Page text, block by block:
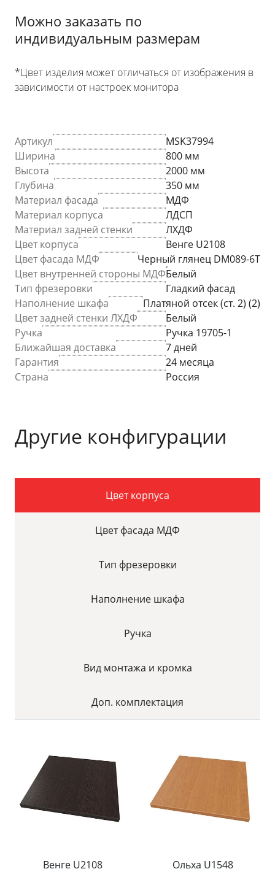
Можно заказать по
индивидуальным размерам
*Цвет изделия может отличаться от изображения в
зависимости от настроек монитора
Артикул
MSK37994
Ширина
800 мм
Высота
2000 мм
Глубина
350 мм
Материал фасада
МДФ
Материал корпуса
ЛДСП
Материал задней стенки
ЛХДФ
Цвет корпуса
Венге U2108
Цвет фасада МДФ
Черный глянец DM089-6T
Цвет внутренней стороны МДФБелый
Тип фрезеровки
Гладкий фасад
Наполнение шкафа
Платяной отсек (ст. 2) (2)
Цвет задней стенки ЛХДФ
Белый
Ручка
Ручка 19705-1
Ближайшая доставка
7 дней
Гарантия
24 месяца
Страна
Россия
Другие конфигурации
Цвет корпуса
Цвет фасада МДФ
Тип фрезеровки
Наполнение шкафа
Ручка
Вид монтажа и кромка
Доп. комплектация
Венге U2108 Ольха U1548